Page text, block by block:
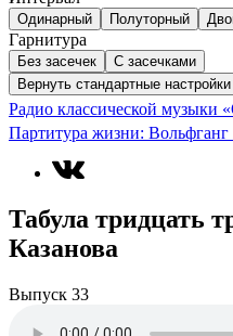
Одинарный Полуторный
Гарнитура
Без засечек
С засечками
Вернуть стандартные настройки
Радио классической музыки
Партитура жизни:
Табула тридцать
Казанова
Выпуск 33